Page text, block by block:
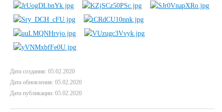
Дата создания: 05.02.2020
Дата обновления: 05.02.2020
Дата публикации: 05.02.2020